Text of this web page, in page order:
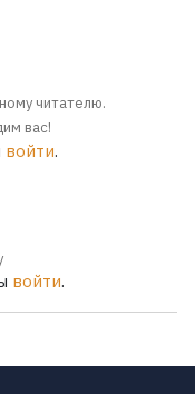
читателю.
вас!
войти.
войти.